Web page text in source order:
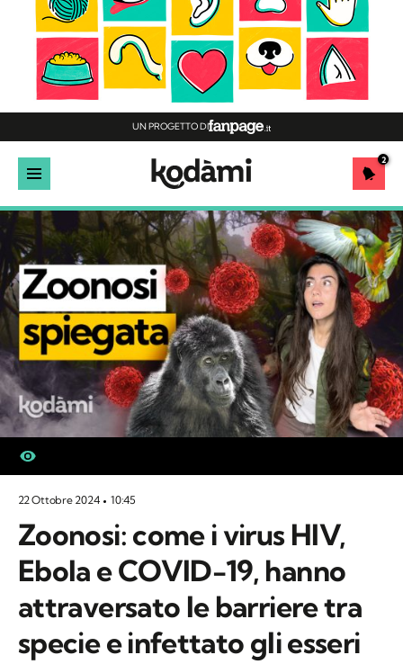
UN PROGETTO DI
2
22 Ottobre 2024 10:45
Zoonosi: come i virus HIV,
Ebola e COVID-19, hanno
attraversato le barriere tra
specie e infettato gli esseri